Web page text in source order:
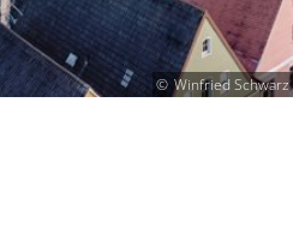
Winfried Schwarz